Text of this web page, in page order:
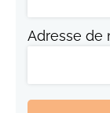
Adresse de